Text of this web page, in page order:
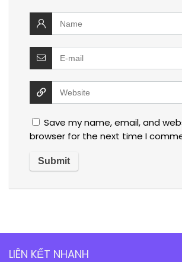
Save my name, email, and
browser for the next time I
LIÊN KẾT NHANH